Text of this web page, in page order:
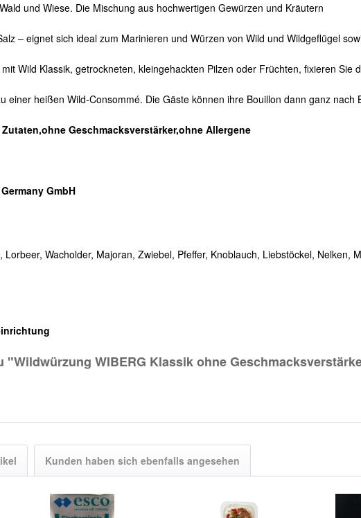
und Wiese. Die Mischung aus hochwertigen Gewürzen und Kräutern
– eignet sich ideal zum Marinieren und Würzen von Wild und Wildgeflügel
Wild Klassik, getrockneten, kleingehackten Pilzen oder Früchten, fixieren Sie
einer heißen Wild-Consommé. Die Gäste können ihre Bouillon dann ganz nach
Geschmacksverstärker,ohne Allergene
GmbH
Lorbeer, Wacholder, Majoran, Zwiebel, Pfeffer, Knoblauch, Liebstöckel, Nelken,
"Wildwürzung WIBERG Klassik ohne
Kunden haben sich ebenfalls angesehen